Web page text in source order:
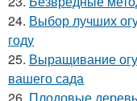
24. Выбор лучших
году
25. Выращивание
вашего сада